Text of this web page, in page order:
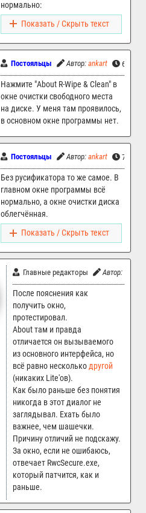
нормально:
Показать / Скрыть текст
Постояльцы Автор: ankart
Нажмите "About R-Wipe & Clean" в
окне очистки свободного места
на диске. У меня там проявилось,
в основном окне программы нет.
Постояльцы Автор: ankart
Без русификатора то же самое. В
главном окне программы всё
нормально, а окне очистки диска
облегчённая.
Показать / Скрыть текст
Главные редакторы Автор:
После пояснения как
получить окно,
протестировал.
About там и правда
отличается он вызываемого
из основного интерфейса, но
всё равно несколькодругой
(никаких Lite'ов).
Как было раньше без понятия
никогда в этот диалог не
заглядывал. Ехать было
важнее, чем шашечки.
Причину отличий не подскажу.
За окно, если не ошибаюсь,
отвечает RwcSecure.exe,
который патчится, как и
раньше.